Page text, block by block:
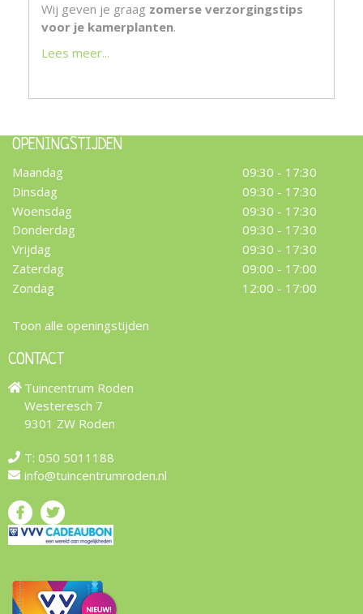
Wij geven je graag zomerse verzorgingstips
voor je kamerplanten.
Lees meer...
OPENINGSTIJDEN
Maandag
09:30 - 17:30
Dinsdag
09:30 - 17:30
Woensdag
09:30 - 17:30
Donderdag
09:30 - 17:30
Vrijdag
09:30 - 17:30
Zaterdag
09:00 - 17:00
Zondag
12:00 - 17:00
Toon alle openingstijden
CONTACT
Tuincentrum Roden
Westeresch 7
9301 ZW Roden
T: 050 5011188
info@tuincentrumroden.nl